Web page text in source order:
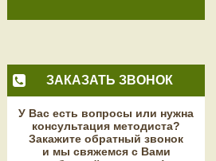
ЗАКАЗАТЬ ЗВОНОК
У Вас есть вопросы или нужна
консультация методиста?
Закажите обратный звонок
и мы свяжемся с Вами